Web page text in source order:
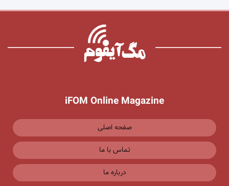
iFOM Online Magazine
صفحه اصلی
تماس با ما
درباره ما